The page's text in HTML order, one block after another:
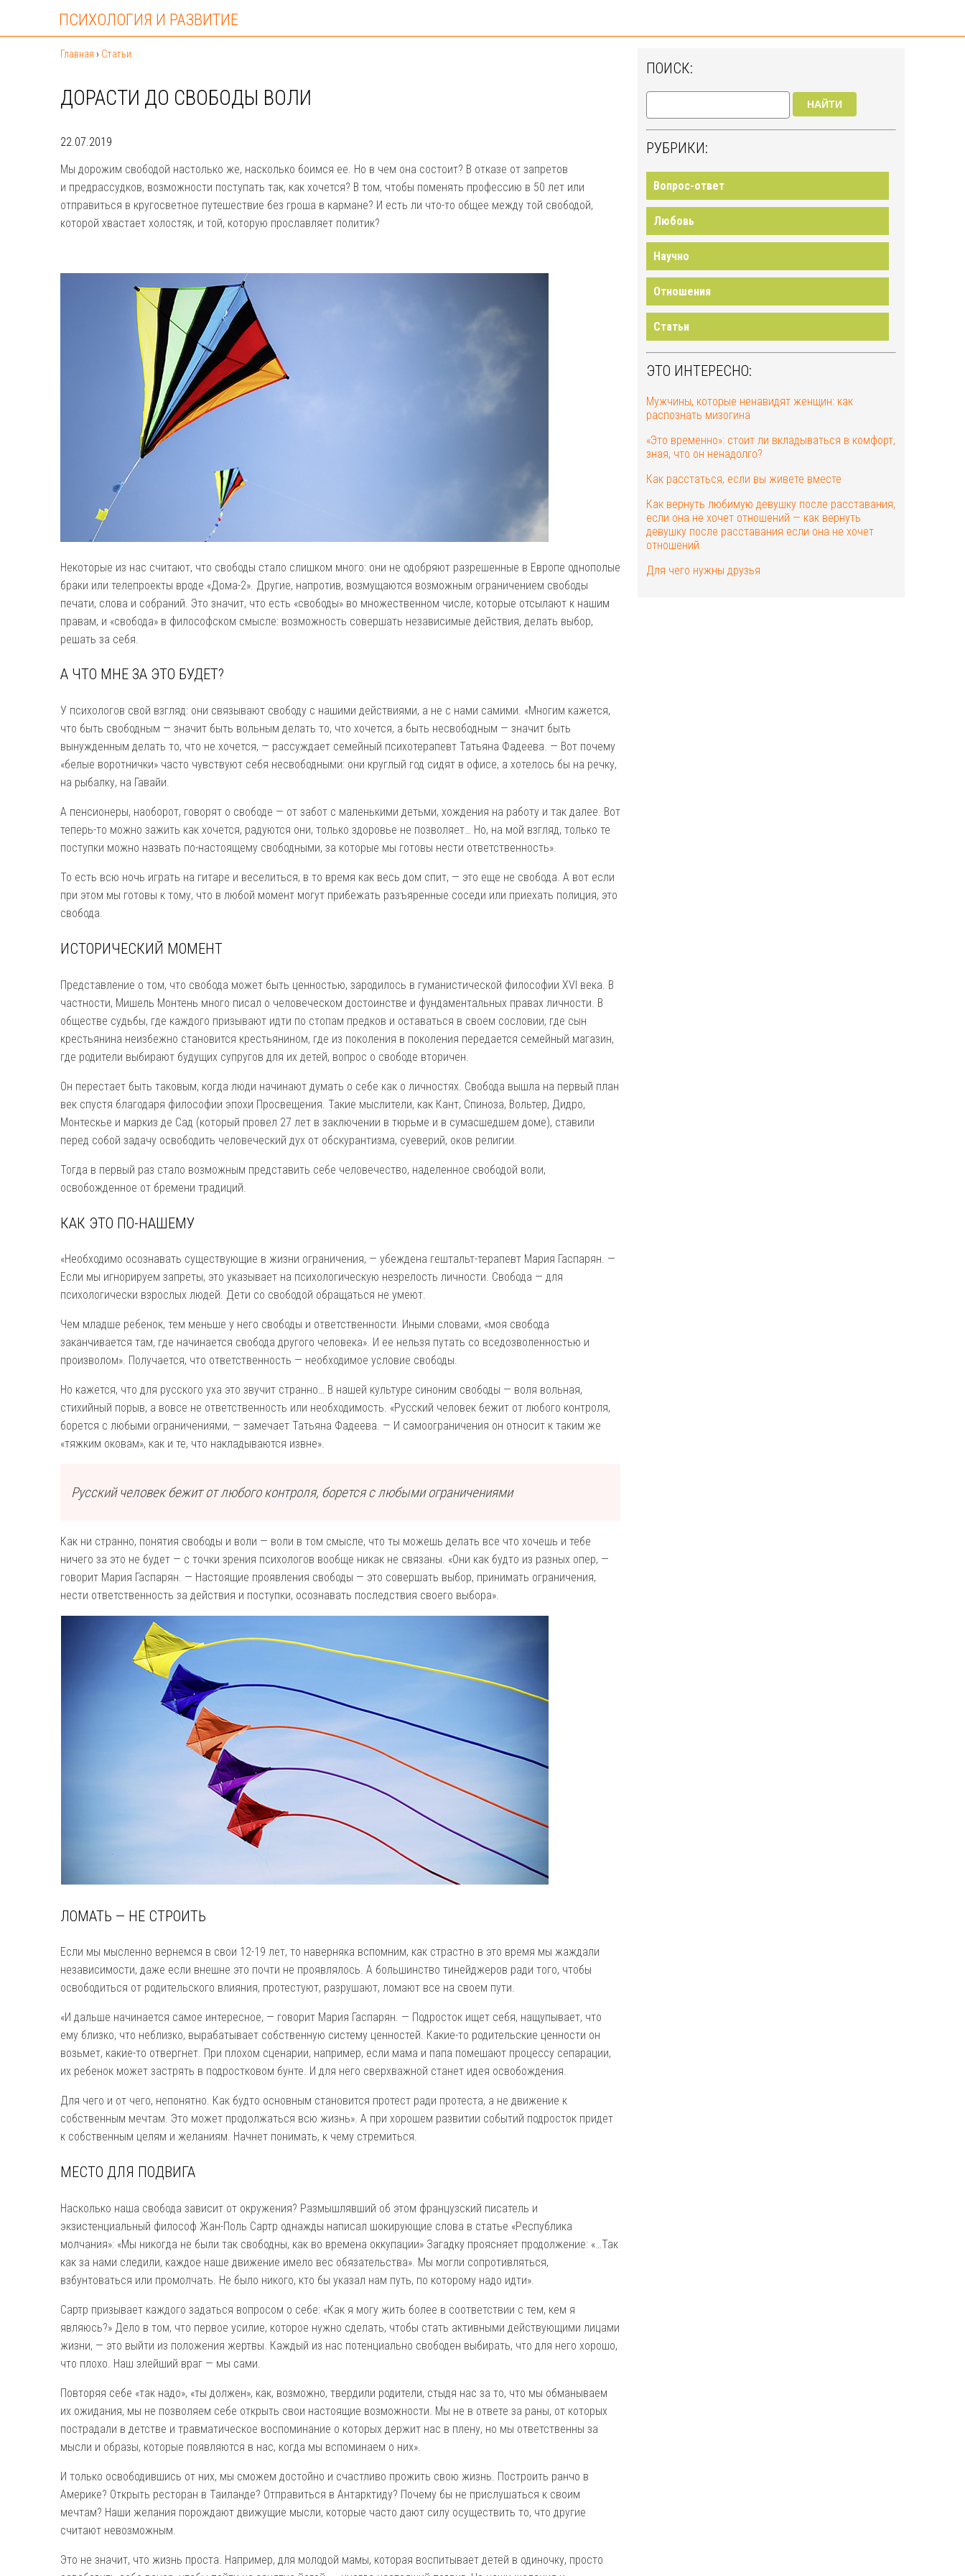
ПСИХОЛОГИЯ И РАЗВИТИЕ
Главная › Статьи
ДОРАСТИ ДО СВОБОДЫ ВОЛИ
22.07.2019
Мы дорожим свободой настолько же, насколько боимся ее. Но в чем она состоит? В отказе от запретов
и предрассудков, возможности поступать так, как хочется? В том, чтобы поменять профессию в 50 лет или
отправиться в кругосветное путешествие без гроша в кармане? И есть ли что-то общее между той свободой,
которой хвастает холостяк, и той, которую прославляет политик?
Некоторые из нас считают, что свободы стало слишком много: они не одобряют разрешенные в Европе однополые
браки или телепроекты вроде «Дома-2». Другие, напротив, возмущаются возможным ограничением свободы
печати, слова и собраний. Это значит, что есть «свободы» во множественном числе, которые отсылают к нашим
правам, и «свобода» в философском смысле: возможность совершать независимые действия, делать выбор,
решать за себя.
А ЧТО МНЕ ЗА ЭТО БУДЕТ?
У психологов свой взгляд: они связывают свободу с нашими действиями, а не с нами самими. «Многим кажется,
что быть свободным — значит быть вольным делать то, что хочется, а быть несвободным — значит быть
вынужденным делать то, что не хочется, — рассуждает семейный психотерапевт Татьяна Фадеева. — Вот почему
«белые воротнички» часто чувствуют себя несвободными: они круглый год сидят в офисе, а хотелось бы на речку,
на рыбалку, на Гавайи.
А пенсионеры, наоборот, говорят о свободе — от забот с маленькими детьми, хождения на работу и так далее. Вот
теперь-то можно зажить как хочется, радуются они, только здоровье не позволяет… Но, на мой взгляд, только те
поступки можно назвать по-настоящему свободными, за которые мы готовы нести ответственность».
То есть всю ночь играть на гитаре и веселиться, в то время как весь дом спит, — это еще не свобода. А вот если
при этом мы готовы к тому, что в любой момент могут прибежать разъяренные соседи или приехать полиция, это
свобода.
ИСТОРИЧЕСКИЙ МОМЕНТ
Представление о том, что свобода может быть ценностью, зародилось в гуманистической философии XVI века. В
частности, Мишель Монтень много писал о человеческом достоинстве и фундаментальных правах личности. В
обществе судьбы, где каждого призывают идти по стопам предков и оставаться в своем сословии, где сын
крестьянина неизбежно становится крестьянином, где из поколения в поколения передается семейный магазин,
где родители выбирают будущих супругов для их детей, вопрос о свободе вторичен.
Он перестает быть таковым, когда люди начинают думать о себе как о личностях. Свобода вышла на первый план
век спустя благодаря философии эпохи Просвещения. Такие мыслители, как Кант, Спиноза, Вольтер, Дидро,
Монтескье и маркиз де Сад (который провел 27 лет в заключении в тюрьме и в сумасшедшем доме), ставили
перед собой задачу освободить человеческий дух от обскурантизма, суеверий, оков религии.
Тогда в первый раз стало возможным представить себе человечество, наделенное свободой воли,
освобожденное от бремени традиций.
КАК ЭТО ПО-НАШЕМУ
«Необходимо осознавать существующие в жизни ограничения, — убеждена гештальт-терапевт Мария Гаспарян. —
Если мы игнорируем запреты, это указывает на психологическую незрелость личности. Свобода — для
психологически взрослых людей. Дети со свободой обращаться не умеют.
Чем младше ребенок, тем меньше у него свободы и ответственности. Иными словами, «моя свобода
заканчивается там, где начинается свобода другого человека». И ее нельзя путать со вседозволенностью и
произволом». Получается, что ответственность — необходимое условие свободы.
Но кажется, что для русского уха это звучит странно… В нашей культуре синоним свободы — воля вольная,
стихийный порыв, а вовсе не ответственность или необходимость. «Русский человек бежит от любого контроля,
борется с любыми ограничениями, — замечает Татьяна Фадеева. — И само­ограничения он относит к таким же
«тяжким оковам», как и те, что накладываются извне».
Русский человек бежит от любого контроля, борется с любыми ограничениями
Как ни странно, понятия свободы и воли — воли в том смысле, что ты можешь делать все что хочешь и тебе
ничего за это не будет — с точки зрения психологов вообще никак не связаны. «Они как будто из разных опер, —
говорит Мария Гаспарян. — Настоящие проявления свободы — это совершать выбор, принимать ограничения,
нести ответственность за действия и поступки, осознавать последствия своего выбора».
ЛОМАТЬ — НЕ СТРОИТЬ
Если мы мысленно вернемся в свои 12-19 лет, то наверняка вспомним, как страстно в это время мы жаждали
независимости, даже если внешне это почти не проявлялось. А большинство тинейджеров ради того, чтобы
освободиться от родительского влияния, протестуют, разрушают, ломают все на своем пути.
«И дальше начинается самое интересное, — говорит Мария Гаспарян. — Подросток ищет себя, нащупывает, что
ему близко, что неблизко, вырабатывает собственную систему ценностей. Какие-то родительские ценности он
возьмет, какие-то отвергнет. При плохом сценарии, например, если мама и папа помешают процессу сепарации,
их ребенок может застрять в подростковом бунте. И для него сверхважной станет идея освобождения.
Для чего и от чего, непонятно. Как будто основным становится протест ради протеста, а не движение к
собственным мечтам. Это может продолжаться всю жизнь». А при хорошем развитии событий подросток придет
к собственным целям и желаниям. Начнет понимать, к чему стремиться.
МЕСТО ДЛЯ ПОДВИГА
Насколько наша свобода зависит от окружения? Размышлявший об этом французский писатель и
экзистенциальный философ Жан-Поль Сартр однажды написал шокирующие слова в статье «Республика
молчания»: «Мы никогда не были так свободны, как во времена оккупации» Загадку проясняет продолжение: «…Так
как за нами следили, каждое наше движение имело вес обязательства». Мы могли сопротивляться,
взбунтоваться или промолчать. Не было никого, кто бы указал нам путь, по которому надо идти».
Сартр призывает каждого задаться вопросом о себе: «Как я могу жить более в соответствии с тем, кем я
являюсь?» Дело в том, что первое усилие, которое нужно сделать, чтобы стать активными действующими лицами
жизни, — это выйти из положения жертвы. Каждый из нас потенциально свободен выбирать, что для него хорошо,
что плохо. Наш злейший враг — мы сами.
Повторяя себе «так надо», «ты должен», как, возможно, твердили родители, стыдя нас за то, что мы обманываем
их ожидания, мы не позволяем себе открыть свои настоящие возможности. Мы не в ответе за раны, от которых
пострадали в детстве и травматическое воспоминание о которых держит нас в плену, но мы ответственны за
мысли и образы, которые появляются в нас, когда мы вспоминаем о них».
И только освободившись от них, мы сможем достойно и счастливо прожить свою жизнь. Построить ранчо в
Америке? Открыть ресторан в Таиланде? Отправиться в Антарктиду? Почему бы не прислушаться к своим
мечтам? Наши желания порождают движущие мысли, которые часто дают силу осуществить то, что другие
считают невозможным.
Это не значит, что жизнь проста. Например, для молодой мамы, которая воспитывает детей в одиночку, просто
ПОИСК:
НАЙТИ
РУБРИКИ:
Вопрос-ответ
Любовь
Научно
Отношения
Статьи
ЭТО ИНТЕРЕСНО:
Мужчины, которые ненавидят женщин: как
распознать мизогина
«Это временно»: стоит ли вкладываться в комфорт,
зная, что он ненадолго?
Как расстаться, если вы живете вместе
Как вернуть любимую девушку после расставания,
если она не хочет отношений — как вернуть
девушку после расставания если она не хочет
отношений
Для чего нужны друзья